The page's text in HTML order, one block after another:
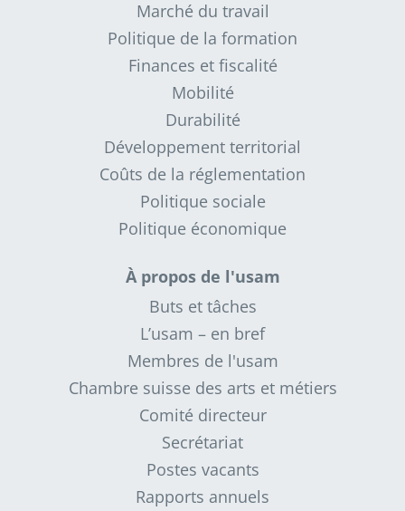
Marché du travail
Politique de la formation
Finances et fiscalité
Mobilité
Durabilité
Développement territorial
Coûts de la réglementation
Politique sociale
Politique économique
À propos de l'usam
Buts et tâches
L’usam – en bref
Membres de l'usam
Chambre suisse des arts et métiers
Comité directeur
Secrétariat
Postes vacants
Rapports annuels